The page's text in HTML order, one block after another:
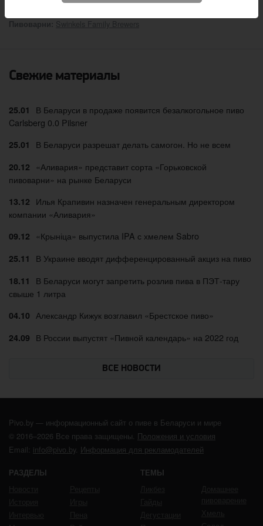
Пивоварни: Swinkels Family Brewers
Свежие материалы
25.01
В Беларуси в продаже появится безалкогольное пиво
Carlsberg 0.0 Pilsner
25.01 В Беларуси разрешат делать самогон. Но не всем
20.12
«Аливария» представит сорта «Горьковской
пивоварни» на рынке Беларуси
13.12 Илья Крапивин назначен генеральным директором
компании «Аливария»
09.12 «Крыніца» выпустила IPA с хмелем Sabro
25.11 В Украине вводят дифференцированный акциз на пиво
18.11
В Беларуси могут запретить розлив пива в ПЭТ-тару
свыше 1 литра
04.10 Александр Кижук возглавил «Брестское пиво»
24.09 В России выпустят «Пивной календарь» на 2022 год
ВСЕ НОВОСТИ
Pivo.by — информационный сайт о пиве в Беларуси и мире
© 2016–2026 Все права защищены. Положения и условия
Email: info@pivo.by. Информация для рекламодателей
РАЗДЕЛЫ ТЕМЫ